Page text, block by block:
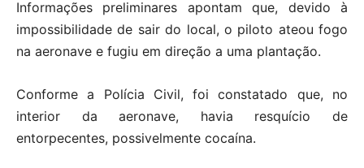
Informações preliminares apontam que, devido à
impossibilidade de sair do local, o piloto ateou fogo
na aeronave e fugiu em direção a uma plantação.
Conforme a Polícia Civil, foi constatado que, no
interior da aeronave, havia resquício de
entorpecentes, possivelmente cocaína.